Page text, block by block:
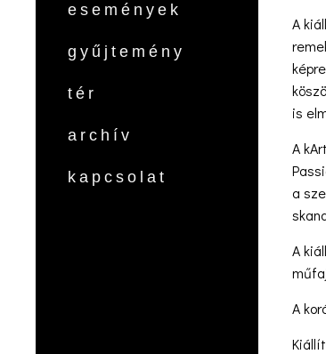
események
gyűjtemény
tér
archív
kapcsolat
A
is
A
a
A
A